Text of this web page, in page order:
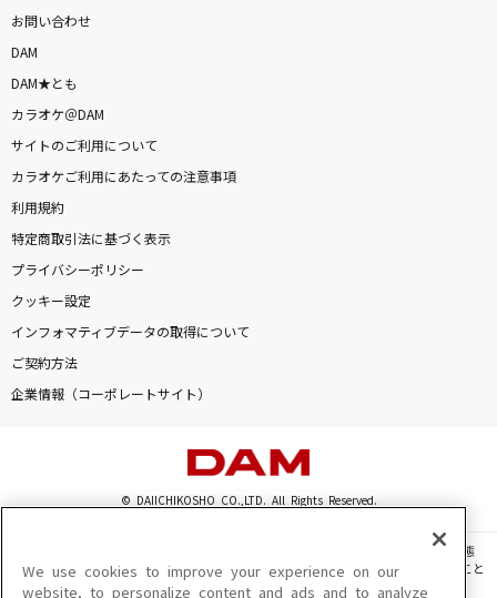
お問い合わせ
DAM
DAM★とも
カラオケ＠DAM
サイトのご利用について
カラオケご利用にあたっての注意事項
利用規約
特定商取引法に基づく表示
プライバシーポリシー
クッキー設定
インフォマティブデータの取得について
ご契約方法
企業情報（コーポレートサイト）
© DAIICHIKOSHO CO.,LTD. All Rights Reserved.
このサイトに掲載されている一切の文章・画像・写真・動画・音声等を、手段や形態
を問わず、著作権法の定める範囲を超えて無断で複製、転載、ファイル化などすること
を禁じます。
We use cookies to improve your experience on our
website, to personalize content and ads and to analyze